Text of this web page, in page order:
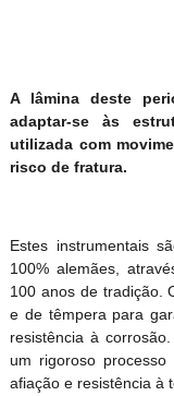
A lâmina deste
adaptar-se às
utilizada com
risco de fratura.
Estes instrumentais
100% alemães,
100 anos de tradição.
e de têmpera para
resistência à
um rigoroso
afiação e resistência à